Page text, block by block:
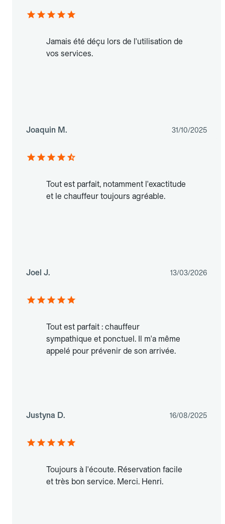
Jamais été déçu lors de l'utilisation de
vos services.
Joaquin M. 31/10/2025
Tout est parfait, notamment l'exactitude
et le chauffeur toujours agréable.
Joel J. 13/03/2026
Tout est parfait : chauffeur
sympathique et ponctuel. Il m'a même
appelé pour prévenir de son arrivée.
Justyna D. 16/08/2025
Toujours à l'écoute. Réservation facile
et très bon service. Merci. Henri.